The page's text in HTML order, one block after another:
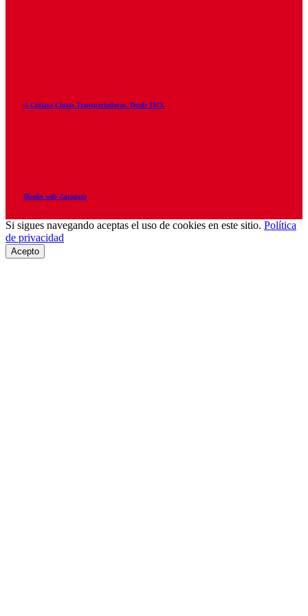
© Cintasa Cintas Transportadoras. Desde 1973.
Diseño web Zaragoza
Si sigues navegando aceptas el uso de cookies en este sitio. Política
de privacidad
Acepto